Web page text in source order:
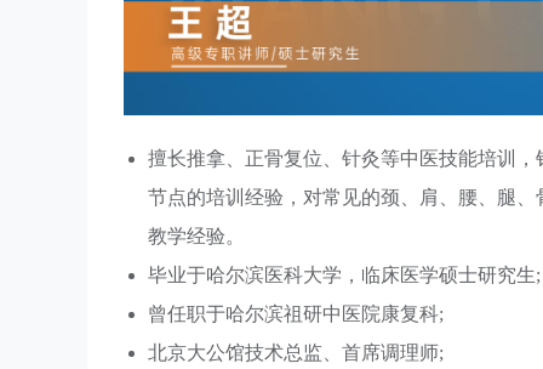
擅长推拿、正骨复位、针灸等中医技能培训
节点的培训经验，对常见的颈、肩、腰、腿
教学经验。
毕业于哈尔滨医科大学，临床医学硕士研究生;
曾任职于哈尔滨祖研中医院康复科;
北京大公馆技术总监、首席调理师;